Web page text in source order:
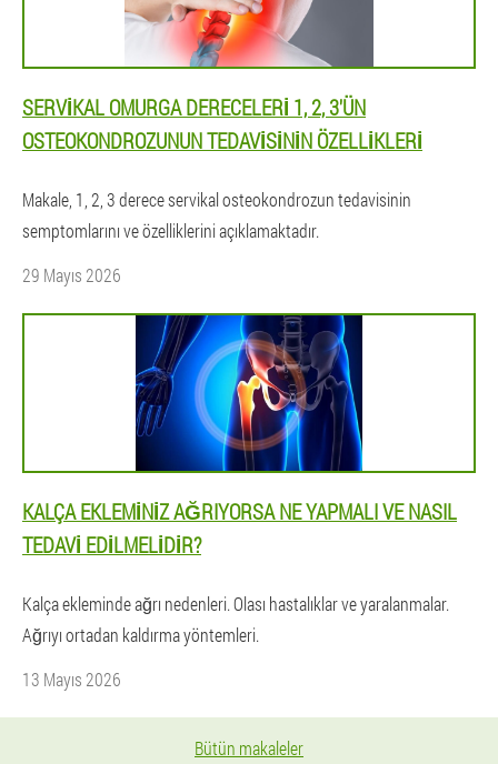
SERVIKAL OMURGA DERECELERI 1, 2, 3'ÜN
OSTEOKONDROZUNUN TEDAVISININ ÖZELLIKLERI
Makale, 1, 2, 3 derece servikal osteokondrozun tedavisinin
semptomlarını ve özelliklerini açıklamaktadır.
29 Mayıs 2026
KALÇA EKLEMINIZ AĞRIYORSA NE YAPMALI VE NASIL
TEDAVI EDILMELIDIR?
Kalça ekleminde ağrı nedenleri. Olası hastalıklar ve yaralanmalar.
Ağrıyı ortadan kaldırma yöntemleri.
13 Mayıs 2026
Bütün makaleler